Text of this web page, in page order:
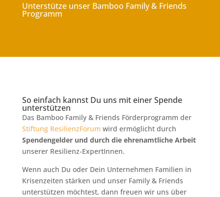
Unterstütze unser Bamboo Family & Friends
Programm
So einfach kannst Du uns mit einer Spende
unterstützen
Das Bamboo Family & Friends Förderprogramm der
Stiftung ResilienzForum wird ermöglicht durch
Spendengelder und durch die ehrenamtliche Arbeit
unserer Resilienz-ExpertInnen.
Wenn auch Du oder Dein Unternehmen Familien in
Krisenzeiten stärken und unser Family & Friends
unterstützen möchtest, dann freuen wir uns über